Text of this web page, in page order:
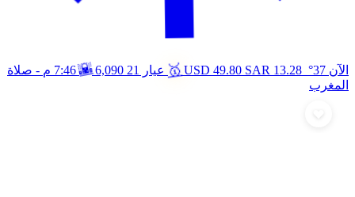
الآن 37° USD 49.80 SAR 13.28
🥇 عيار 21 6,090
🌇7:46 م
- صلاة
المغرب